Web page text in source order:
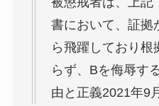
書において、証拠
ら飛躍しており根
らず、Bを侮辱す
由と正義2021年9